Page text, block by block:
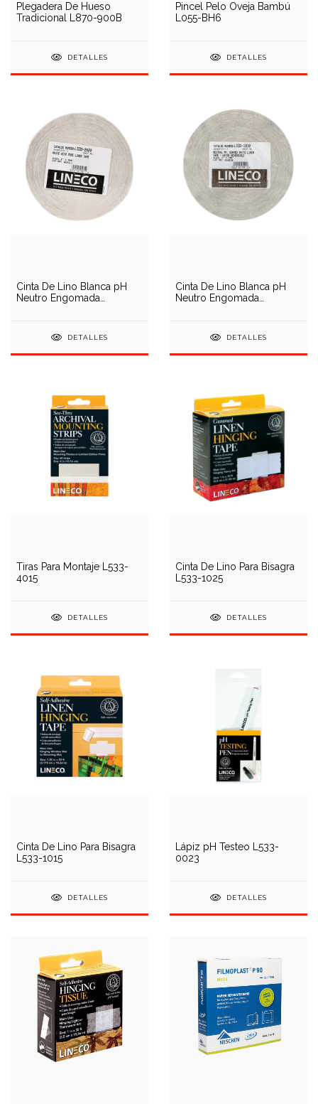
Plegadera De Hueso
Tradicional L870-900B
DETALLES
Pincel Pelo Oveja Bambú
L055-BH6
DETALLES
Cinta De Lino Blanca pH
Neutro Engomada
DETALLES
Cinta De Lino Blanca pH
Neutro Engomada
DETALLES
Tiras Para Montaje L533-
4015
DETALLES
Cinta De Lino Para Bisagra
L533-1025
DETALLES
Cinta De Lino Para Bisagra
L533-1015
DETALLES
Lápiz pH Testeo L533-
0023
DETALLES